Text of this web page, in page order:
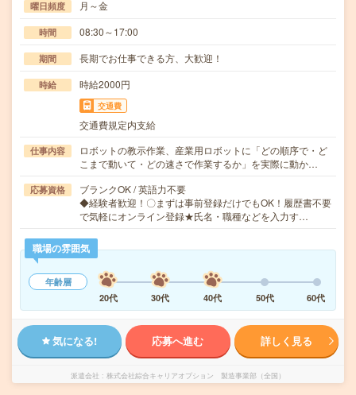
曜日頻度 月～金
時間 08:30～17:00
期間 長期でお仕事できる方、大歓迎！
時給 時給2000円
交通費
交通費規定内支給
仕事内容
ロボットの教示作業、産業用ロボットに「どの順序で・ど
こまで動いて・どの速さで作業するか」を実際に動か…
応募資格
ブランクOK / 英語力不要
◆経験者歓迎！〇まずは事前登録だけでもOK！履歴書不要
で気軽にオンライン登録★氏名・職種などを入力す…
職場の雰囲気
年齢層
20代
30代 40代 50代 60代
気になる! 応募へ進む 詳しく見る
派遣会社 株式会社綜合キャリアオプション 製造事業部（全国）